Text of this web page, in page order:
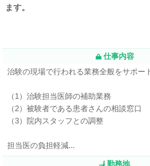
ます。
仕事内容
治験の現場で行われる業務全般をサポー
（1）治験担当医師の補助業務
（2）被験者である患者さんの相談窓口
（3）院内スタッフとの調整
担当医の負担軽減...
勤務地